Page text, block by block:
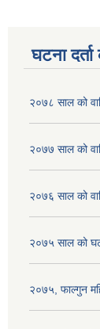
घटना
२०७८ साल को
२०७७ साल को
२०७६ साल को
२०७५ साल को
२०७५, फाल्गुन